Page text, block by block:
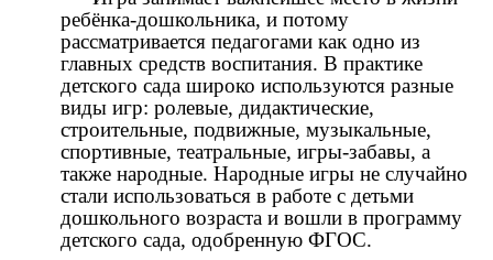
ребёнка-дошкольника, и потому
рассматривается педагогами как одно из
главных средств воспитания. В практике
детского сада широко используются разные
виды игр: ролевые, дидактические,
строительные, подвижные, музыкальные,
спортивные, театральные, игры-забавы, а
также народные. Народные игры не случайно
стали использоваться в работе с детьми
дошкольного возраста и вошли в программу
детского сада, одобренную ФГОС.